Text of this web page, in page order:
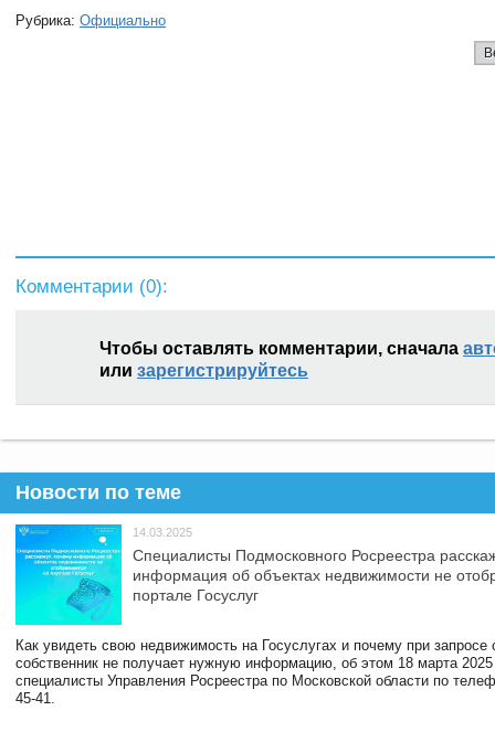
Рубрика: Официально
Комментарии (0):
Чтобы оставлять комментарии, сначала
или зарегистрируйтесь
Новости по теме
14.03.2025
Специалисты Подмосковного Росреестра
информация об объектах недвижимости не
портале Госуслуг
Как увидеть свою недвижимость на Госуслугах и почему при запросе
собственник не получает нужную информацию, об этом 18 марта 2025
специалисты Управления Росреестра по Московской области по
45-41.